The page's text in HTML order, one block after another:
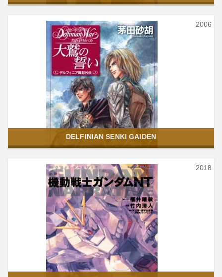
2006
DELFINIAN SENKI GAIDEN
2018